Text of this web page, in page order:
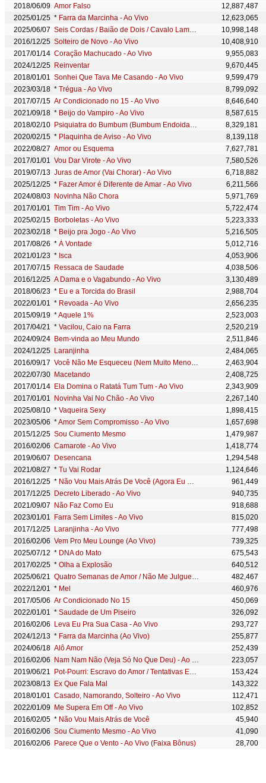
2018/06/09 Amor Falso
12,887,487
2025/01/25 * Farra da Marcinha - Ao Vivo
12,623,065
2025/06/07
Seis Cordas / Baião de Dois / Cavalo Lampião - Ao Vivo
10,998,148
2016/12/25 Solteiro de Novo - Ao Vivo
10,408,910
2017/01/14 Coração Machucado - Ao Vivo
9,955,083
2024/12/25 Reinventar
9,670,445
2018/01/01 Sonhei Que Tava Me Casando - Ao Vivo
9,599,479
2023/03/18 * Trégua - Ao Vivo
8,799,092
2017/07/15 Ar Condicionado no 15 - Ao Vivo
8,646,640
2021/09/18 * Beijo do Vampiro - Ao Vivo
8,587,615
2018/02/10
Psiquiatra do Bumbum (Bumbum Endoidado)
8,329,181
2020/02/15 * Plaquinha de Aviso - Ao Vivo
8,139,118
2022/08/27 Amor ou Esquema
7,627,781
2017/01/01 Vou Dar Virote - Ao Vivo
7,580,526
2019/07/13 Juras de Amor (Vai Chorar) - Ao Vivo
6,718,882
2025/12/25 * Fazer Amor é Diferente de Amar - Ao Vivo
6,211,566
2024/08/03 Novinha Não Chora
5,971,769
2017/01/01 Tim Tim - Ao Vivo
5,722,474
2025/02/15 Borboletas - Ao Vivo
5,223,333
2023/02/18 * Beijo pra Jogo - Ao Vivo
5,216,505
2017/08/26 * À Vontade
5,012,716
2021/01/23 * Isca
4,053,906
2017/07/15 Ressaca de Saudade
4,038,506
2016/12/25 A Dama e o Vagabundo - Ao Vivo
3,130,489
2018/06/23 * Eu e a Torcida do Brasil
2,988,704
2022/01/01 * Revoada - Ao Vivo
2,656,235
2015/09/19 *Aquele 1%
2,523,003
2017/04/21 * Vacilou, Caio na Farra
2,520,219
2024/09/24 Bem-vinda ao Meu Mundo
2,511,846
2024/12/25 Laranjinha
2,484,065
2016/09/17
Você Não Me Esqueceu (Nem Muito Menos Eu) - Ao Vivo
2,463,904
2022/07/30 Macetando
2,408,725
2017/01/14 Ela Domina o Ratatá Tum Tum - Ao Vivo
2,343,909
2017/01/01
Novinha Vai No Chão - Ao Vivo
2,267,140
2025/08/10 * Vaqueira Sexy
1,898,415
2023/05/06 *Amor Sem Compromisso - Ao Vivo
1,657,698
2015/12/25 Sou Ciumento Mesmo
1,479,987
2016/02/06 Camarote - Ao Vivo
1,418,774
2019/06/07
Desencana
1,294,548
2021/08/27 * Tu Vai Rodar
1,124,646
2016/12/25 * Não Vou Mais Atrás De Você (Agora Eu Me Curei) - Ao Vivo
961,449
2017/12/25 Decreto Liberado - Ao Vivo
940,735
2021/09/07
Não Faz Como Eu
918,688
2023/01/01
Farra Sem Limites - Ao Vivo
815,020
2017/12/25 Laranjinha - Ao Vivo
777,498
2016/02/06 Vem Pro Meu Lounge (Ao Vivo)
739,325
2025/07/12 * DNA do Mato
675,543
2017/02/25 * Olha a Explosão
640,512
2025/06/21
Quatro Semanas de Amor / Não Me Julgue / Do Meu Jeito - Ao Vivo
482,467
2022/12/01 * Mel
460,976
2017/05/06 Ar Condicionado No 15
450,069
2022/01/01 * Saudade de Um Piseiro
326,092
2016/02/06
Leva Eu Pra Sua Casa - Ao Vivo
293,727
2024/12/13 * Farra da Marcinha (Ao Vivo)
255,877
2024/06/18 Alô Amor
252,439
2016/02/06
Nam Nam Não (Veja Só No Que Deu) - Ao Vivo
223,057
2019/06/21
Pot-Pourri: Escravo do Amor / Tentativas Em Vão / Onde Está Você (Meu Amanhecer) / Menino Bobo - Ao Vivo
153,424
2023/08/13
Ex Que Fala Mal
143,322
2018/01/01 Casado, Namorando, Solteiro - Ao Vivo
112,471
2022/01/09
Me Supera Em Off - Ao Vivo
102,852
2016/02/05 * Não Vou Mais Atrás de Você
45,940
2016/02/06 Sou Ciumento Mesmo - Ao Vivo
41,090
2016/02/06
Parece Que o Vento - Ao Vivo (Faixa Bônus) 28,700